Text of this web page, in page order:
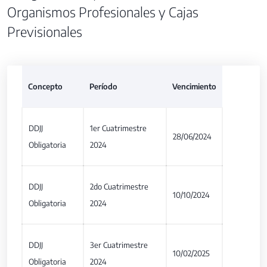
Organismos Profesionales y Cajas
Previsionales
Concepto Período Vencimiento
DDJJ
Obligatoria
1er Cuatrimestre
2024
28/06/2024
DDJJ
Obligatoria
2do Cuatrimestre
2024
10/10/2024
DDJJ
Obligatoria
3er Cuatrimestre
2024
10/02/2025